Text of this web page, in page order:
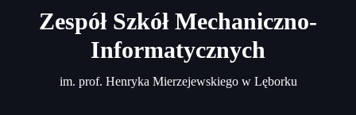
Zespół Szkół Mechaniczno-
Informatycznych
im. prof. Henryka Mierzejewskiego w Lęborku